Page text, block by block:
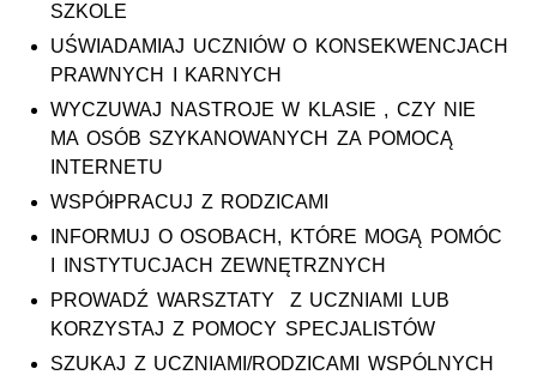
SZKOLE
UŚWIADAMIAJ UCZNIÓW O KONSEKWENCJACH
PRAWNYCH I KARNYCH
WYCZUWAJ NASTROJE W KLASIE , CZY NIE
MA OSÓB SZYKANOWANYCH ZA POMOCĄ
INTERNETU
WSPÓłPRACUJ Z RODZICAMI
INFORMUJ O OSOBACH, KTÓRE MOGĄ POMÓC
I INSTYTUCJACH ZEWNĘTRZNYCH
PROWADŹ WARSZTATY Z UCZNIAMI LUB
KORZYSTAJ Z POMOCY SPECJALISTÓW
SZUKAJ Z UCZNIAMI/RODZICAMI WSPÓLNYCH